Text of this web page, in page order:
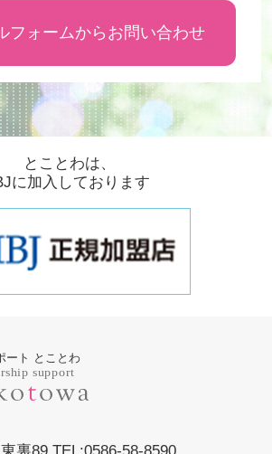
フォームからお問い合わせ
とことわは、
に加入しております
ート とことわ